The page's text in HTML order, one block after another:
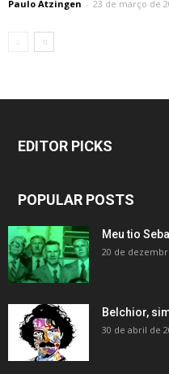
Paulo Atzingen - 23 de março de
EDITOR PICKS
POPULAR POSTS
Meu tio
20 de
Belchior,
30 de abril de